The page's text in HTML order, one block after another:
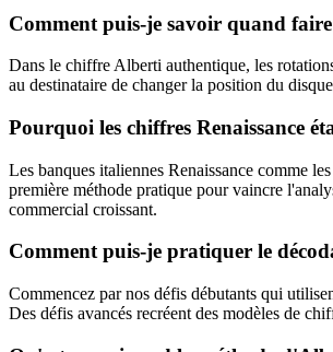
Comment puis-je savoir quand
Dans le chiffre Alberti authentique, les
au destinataire de changer la position du
Pourquoi les chiffres Renaissance
Les banques italiennes Renaissance comme
première méthode pratique pour vaincre
commercial croissant.
Comment puis-je pratiquer le
Commencez par nos défis débutants qui
Des défis avancés recréent des modèles de